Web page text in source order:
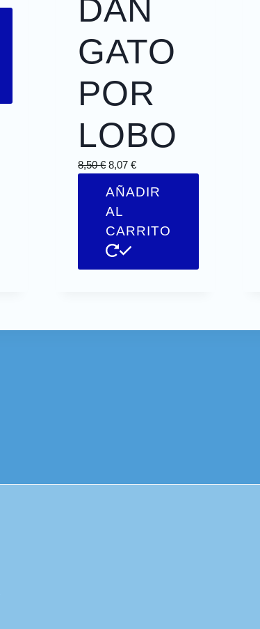
DAN
GATO
POR
LOBO
8,50€ 8,07€
AÑADIR
AL
CARRITO